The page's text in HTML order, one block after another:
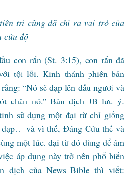
tri cũng đã chỉ ra vai trò của
cứu độ
con rắn (St. 3:15), con rắn đã
tội lỗi. Kinh thánh phiên bản
“Nó sẽ đạp lên đầu ngươi và
chân nó.” Bản dịch JB lưu ý:
sử dụng một đại từ chỉ giống
đạp… và vì thế, Đáng Cứu thế và
một lúc, đại từ đó dùng để ám
áp dụng này trở nên phổ biến
dịch của News Bible thì viết: